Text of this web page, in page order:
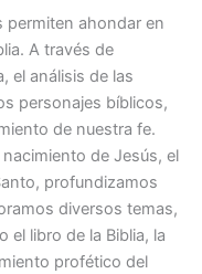
ahondar en
A través de
el análisis de las
personajes bíblicos,
de nuestra fe.
de Jesús, el
profundizamos
diversos temas,
el libro de la Biblia, la
profético del